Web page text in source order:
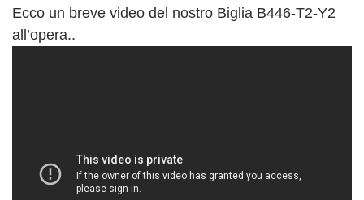
Ecco un breve video del nostro Biglia B446-T2-Y2
all’opera..